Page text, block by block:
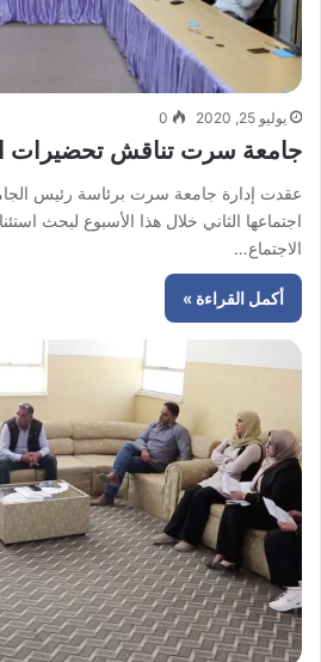
يوليو 25, 2020 0
جامعة سرت تناقش تحضيرات
عقدت إدارة جامعة سرت برئاسة رئيس
اجتماعها الثاني خلال هذا الأسبوع لبحث
الاجتماع…
أكمل القراءة »